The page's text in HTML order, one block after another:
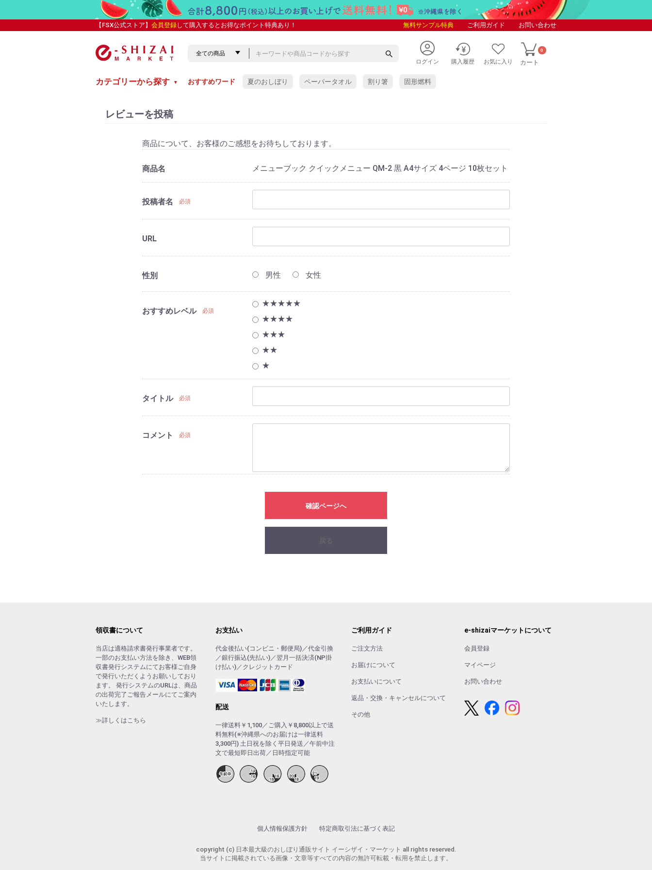
【FSX公式ストア】 会員登録して購入するとお得なポイント特典あり！ 無料サンプル特典 ご利用ガイド お問い合わせ
ログイン 購入履歴 お気に入り カート
0
カテゴリーから探す ▼ おすすめワード 夏のおしぼり ペーパータオル 割り箸 固形燃料
レビューを投稿
商品について、お客様のご感想をお待ちしております。
商品名 メニューブック クイックメニュー QM-2 黒 A4サイズ 4ページ 10枚セット
投稿者名 必須
URL
性別 男性 女性
おすすめレベル 必須
★★★★★
★★★★
★★★
★★
★
タイトル 必須
コメント 必須
確認ページへ
領収書について
当店は適格請求書発行事業者です。
一部のお支払い方法を除き、WEB領
収書発行システムにてお客様ご自身
で発行いただくようお願いしており
ます。 発行システムのURLは、商品
の出荷完了ご報告メールにてご案内
いたします。
≫詳しくはこちら
お支払い
代金後払い(コンビニ・郵便局)／代金引換
／銀行振込(先払い)／翌月一括決済(NP掛
け払い)／クレジットカード
配送
一律送料￥1,100／ご購入￥8,800以上で送
料無料(※沖縄県へのお届けは一律送料
3,300円) 土日祝を除く平日発送／午前中注
文で最短即日出荷／日時指定可能
ご利用ガイド
ご注文方法
お届けについて
お支払いについて
返品・交換・キャンセルについて
その他
e-shizaiマーケットについて
会員登録
マイページ
お問い合わせ
個人情報保護方針 特定商取引法に基づく表記
copyright (c) 日本最大級のおしぼり通販サイト イーシザイ・マーケット all rights reserved.
当サイトに掲載されている画像・文章等すべての内容の無許可転載・転用を禁止します。